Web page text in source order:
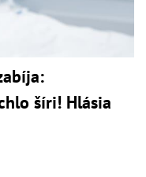
šíri! Hlásia